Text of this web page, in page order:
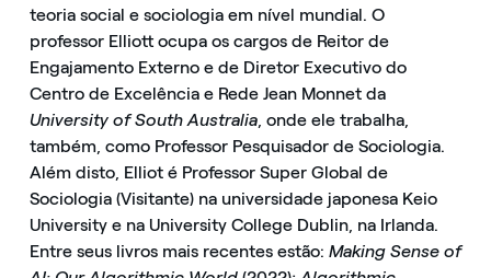
teoria social e sociologia em nível mundial. O
professor Elliott ocupa os cargos de Reitor de
Engajamento Externo e de Diretor Executivo do
Centro de Excelência e Rede Jean Monnet da
University of South Australia, onde ele trabalha,
também, como Professor Pesquisador de Sociologia.
Além disto, Elliot é Professor Super Global de
Sociologia (Visitante) na universidade japonesa Keio
University e na University College Dublin, na Irlanda.
Entre seus livros mais recentes estão: Making Sense of